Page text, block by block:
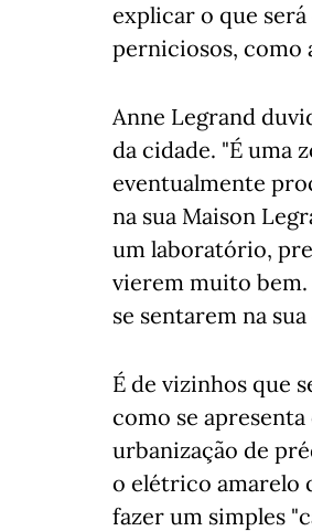
explicar o que
perniciosos, como
Anne Legrand
da cidade. "É uma
eventualmente
na sua Maison
um laboratório,
vierem muito bem.
se sentarem na
É de vizinhos que
como se
urbanização de
o elétrico amarelo
fazer um simples